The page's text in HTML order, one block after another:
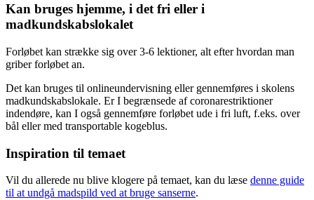
Kan bruges hjemme, i det fri eller i
madkundskabslokalet
Forløbet kan strække sig over 3-6 lektioner, alt efter hvordan man
griber forløbet an.
Det kan bruges til onlineundervisning eller gennemføres i skolens
madkundskabslokale. Er I begrænsede af coronarestriktioner
indendøre, kan I også gennemføre forløbet ude i fri luft, f.eks. over
bål eller med transportable kogeblus.
Inspiration til temaet
Vil du allerede nu blive klogere på temaet, kan du læse denne guide
til at undgå madspild ved at bruge sanserne.